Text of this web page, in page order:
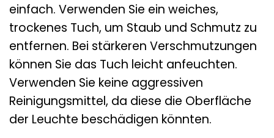
einfach. Verwenden Sie ein weiches,
trockenes Tuch, um Staub und Schmutz zu
entfernen. Bei stärkeren Verschmutzungen
können Sie das Tuch leicht anfeuchten.
Verwenden Sie keine aggressiven
Reinigungsmittel, da diese die Oberfläche
der Leuchte beschädigen könnten.